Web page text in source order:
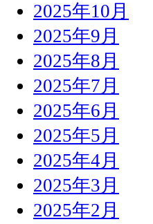
2025年10月
2025年9月
2025年8月
2025年7月
2025年6月
2025年5月
2025年4月
2025年3月
2025年2月